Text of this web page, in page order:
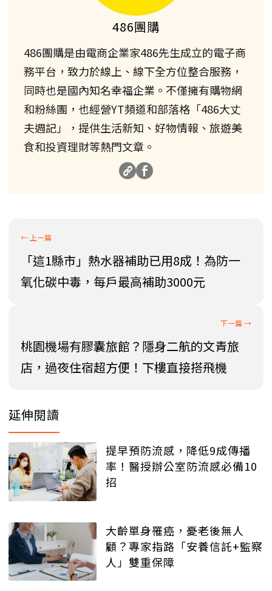
486團購
486團購是由電商企業家486先生成立的電子商
務平台，致力於線上、線下全方位整合服務，
同時也是國內知名幸福企業。不僅擁有購物網
和粉絲團，也經營YT頻道和部落格「486大丈
夫週記」，提供生活新知、好物情報、旅遊美
食和投資理財等熱門文章。
「這1縣市」熱水器補助已用8成！為防一
氧化碳中毒，每戶最高補助3000元
桃園機場有膠囊旅館？隱身二航的文青旅
店，過夜住宿超方便！下樓直接搭飛機
延伸閱讀
提早預防流感，降低9成傳播
率！醫授辦公室防流感必備10
招
大齡單身罹癌，憂老後無人
顧？專家指路「安養信託+監察
人」雙重保障